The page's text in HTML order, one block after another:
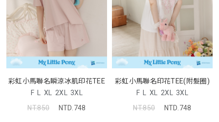
彩虹小馬聯名瞬涼冰肌印花TEE
F L XL 2XL 3XL
NT.850
NTD.748
彩虹小馬聯名印花TEE(附髮圈)
F L XL 2XL 3XL
NT.850
NTD.748